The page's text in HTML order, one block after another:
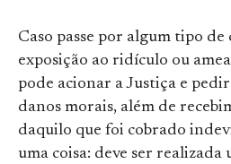
Caso passe por algum tipo
exposição ao ridículo ou
pode acionar a Justiça e
danos morais, além de
daquilo que foi cobrado
uma coisa: deve ser